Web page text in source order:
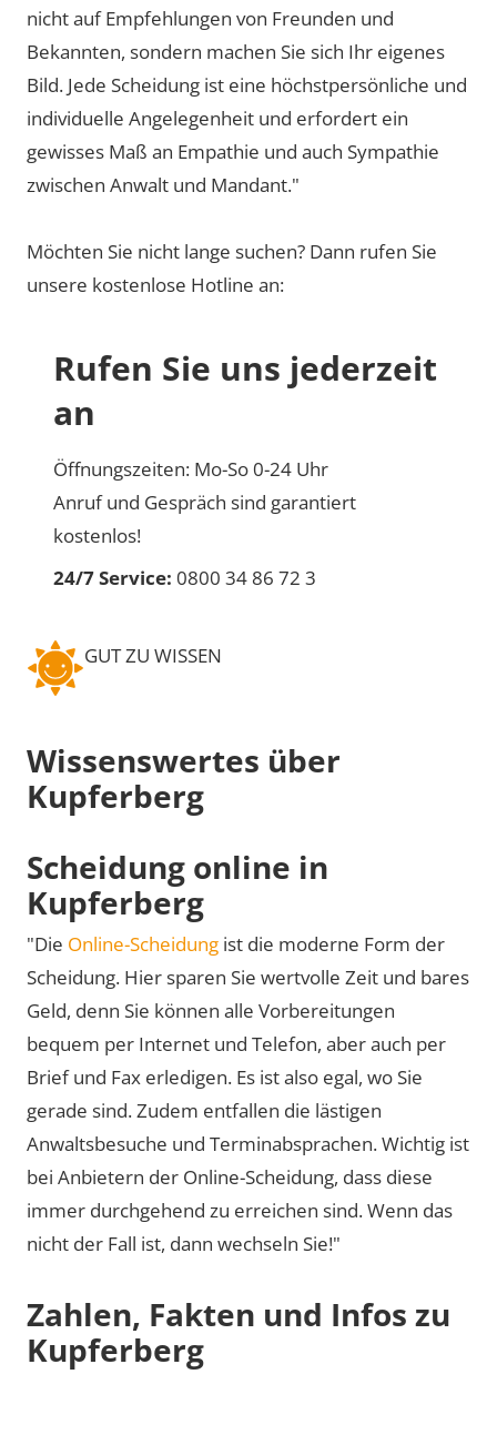
nicht auf Empfehlungen von Freunden und
Bekannten, sondern machen Sie sich Ihr eigenes
Bild. Jede Scheidung ist eine höchstpersönliche und
individuelle Angelegenheit und erfordert ein
gewisses Maß an Empathie und auch Sympathie
zwischen Anwalt und Mandant."
Möchten Sie nicht lange suchen? Dann rufen Sie
unsere kostenlose Hotline an:
Rufen Sie uns jederzeit
an
Öffnungszeiten: Mo-So 0-24 Uhr
Anruf und Gespräch sind garantiert
kostenlos!
24/7 Service: 0800 34 86 72 3
GUT ZU WISSEN
Wissenswertes über
Kupferberg
Scheidung online in
Kupferberg
"Die Online-Scheidung ist die moderne Form der
Scheidung. Hier sparen Sie wertvolle Zeit und bares
Geld, denn Sie können alle Vorbereitungen
bequem per Internet und Telefon, aber auch per
Brief und Fax erledigen. Es ist also egal, wo Sie
gerade sind. Zudem entfallen die lästigen
Anwaltsbesuche und Terminabsprachen. Wichtig ist
bei Anbietern der Online-Scheidung, dass diese
immer durchgehend zu erreichen sind. Wenn das
nicht der Fall ist, dann wechseln Sie!"
Zahlen, Fakten und Infos zu
Kupferberg